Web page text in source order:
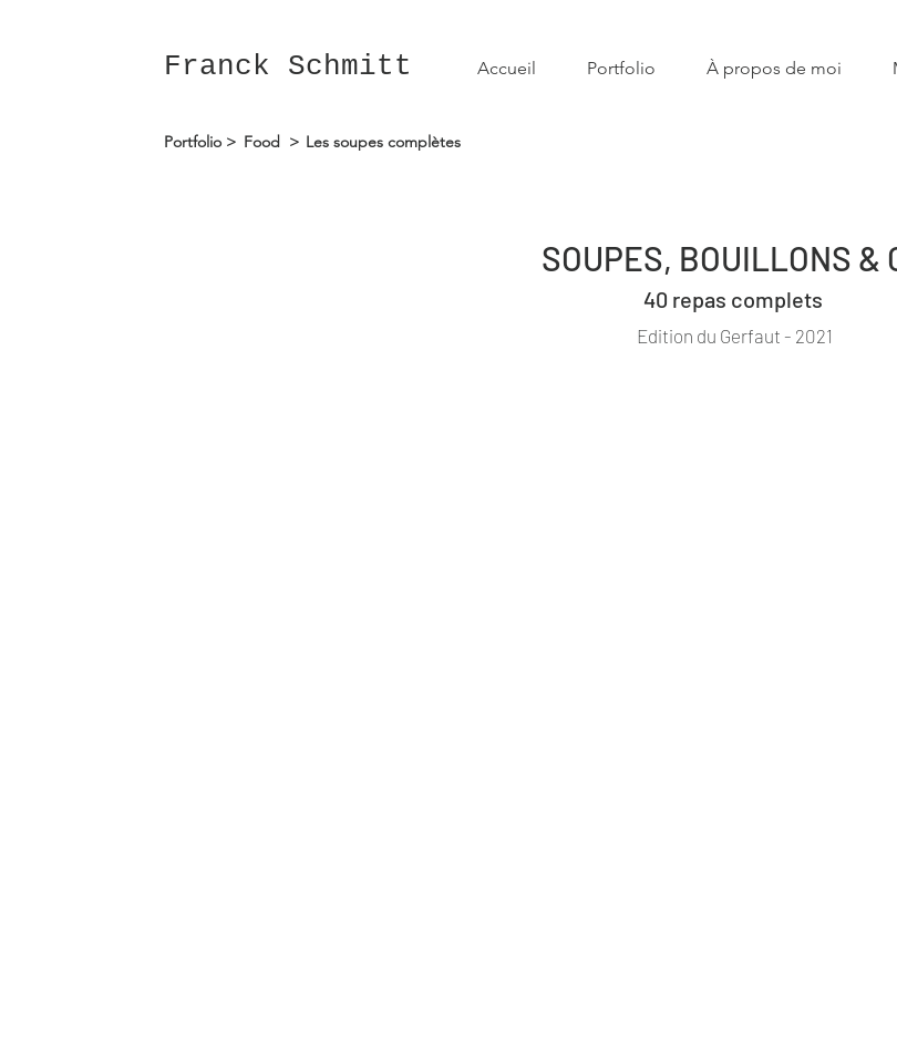
Franck Schmitt Accueil Portfolio À propos de moi
Portfolio > Food > Les soupes complètes
SOUPES, BOUILLONS &
40 repas complets
Edition du Gerfaut - 2021